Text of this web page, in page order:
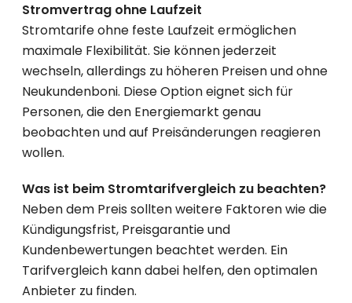
Stromvertrag ohne Laufzeit
Stromtarife ohne feste Laufzeit ermöglichen
maximale Flexibilität. Sie können jederzeit
wechseln, allerdings zu höheren Preisen und ohne
Neukundenboni. Diese Option eignet sich für
Personen, die den Energiemarkt genau
beobachten und auf Preisänderungen reagieren
wollen.
Was ist beim Stromtarifvergleich zu beachten?
Neben dem Preis sollten weitere Faktoren wie die
Kündigungsfrist, Preisgarantie und
Kundenbewertungen beachtet werden. Ein
Tarifvergleich kann dabei helfen, den optimalen
Anbieter zu finden.